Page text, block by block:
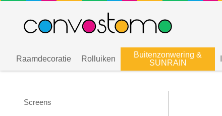
Raamdecoratie Rolluiken
Buitenzonwering &
SUNRAIN
Screens